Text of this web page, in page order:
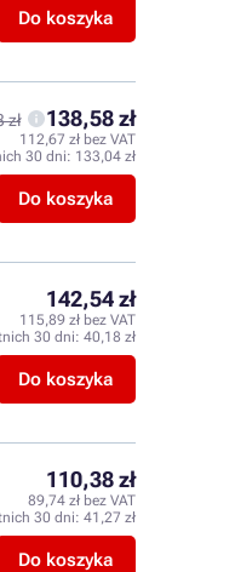
Do koszyka
zł 138,58 zł
112,67 zł bez VAT
30 dni: 133,04 zł
Do koszyka
142,54 zł
115,89 zł bez VAT
30 dni: 40,18 zł
Do koszyka
110,38 zł
89,74 zł bez VAT
30 dni: 41,27 zł
Do koszyka